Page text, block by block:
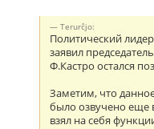
Terurĉjo:
Политический
заявил
Ф.Кастро остался
Заметим, что
было озвучено еще
взял на себя